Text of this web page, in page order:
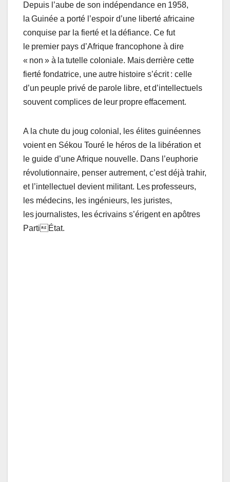
Depuis l’aube de son indépendance en 1958,
la Guinée a porté l’espoir d’une liberté africaine
conquise par la fierté et la défiance. Ce fut
le premier pays d’Afrique francophone à dire
« non » à la tutelle coloniale. Mais derrière cette
fierté fondatrice, une autre histoire s’écrit : celle
d’un peuple privé de parole libre, et d’intellectuels
souvent complices de leur propre effacement.
A la chute du joug colonial, les élites guinéennes
voient en Sékou Touré le héros de la libération et
le guide d’une Afrique nouvelle. Dans l’euphorie
révolutionnaire, penser autrement, c’est déjà trahir,
et l’intellectuel devient militant. Les professeurs,
les médecins, les ingénieurs, les juristes,
les journalistes, les écrivains s’érigent en apôtres
PartiÉtat.